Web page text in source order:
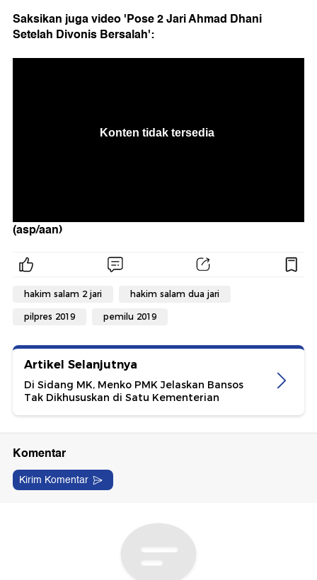
Saksikan juga video 'Pose 2 Jari Ahmad Dhani
Setelah Divonis Bersalah':
(asp/aan)
hakim salam 2 jari hakim salam dua jari
pilpres 2019 pemilu 2019
Artikel Selanjutnya
Di Sidang MK, Menko PMK Jelaskan Bansos
Tak Dikhususkan di Satu Kementerian